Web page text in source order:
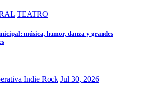
TEATRO
música, humor, danza y grandes
Indie Rock Jul 30, 2026